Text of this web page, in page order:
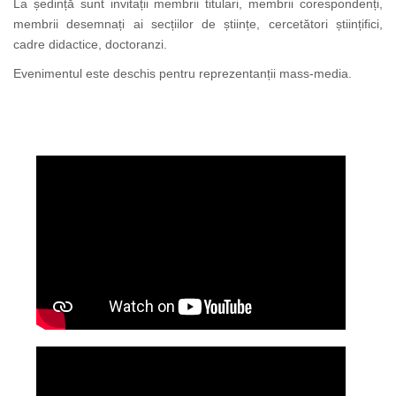
La ședință sunt invitații membrii titulari, membrii corespondenți,
membrii desemnați ai secțiilor de științe, cercetători științifici,
cadre didactice, doctoranzi.
Evenimentul este deschis pentru reprezentanții mass-media.